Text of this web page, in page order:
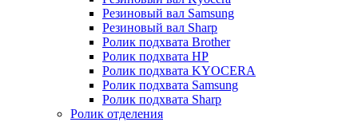
Резиновый вал Samsung
Резиновый вал Sharp
Ролик подхвата Brother
Ролик подхвата HP
Ролик подхвата KYOCERA
Ролик подхвата Samsung
Ролик подхвата Sharp
Ролик отделения